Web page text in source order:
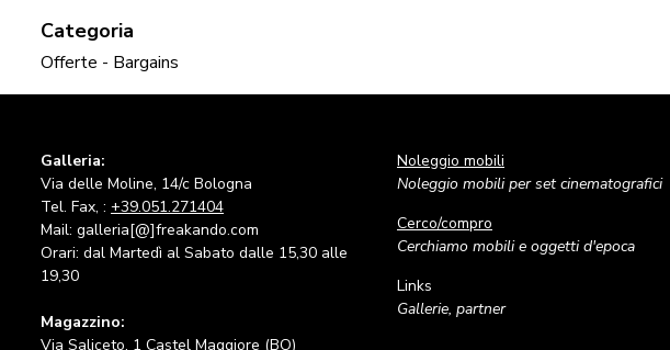
Categoria
Offerte - Bargains
Galleria:
Via delle Moline, 14/c Bologna
Tel. Fax, : +39.051.271404
Mail: galleria[@]freakando.com
Orari: dal Martedì al Sabato dalle 15,30 alle
19,30
Magazzino:
Via Saliceto, 1 Castel Maggiore (BO)
Noleggio mobili
Noleggio mobili per set cinematografici
Cerco/compro
Cerchiamo mobili e oggetti d'epoca
Links
Gallerie, partner